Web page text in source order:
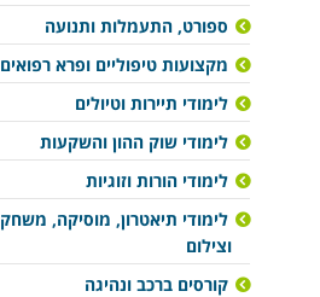
ספורט, התעמלות ותנועה
מקצועות טיפוליים ופרא רפואים
לימודי תיירות וטיולים
לימודי שוק ההון והשקעות
לימודי הורות וזוגיות
לימודי תיאטרון, מוסיקה, משחק
וצילום
קורסים ברכב ונהיגה